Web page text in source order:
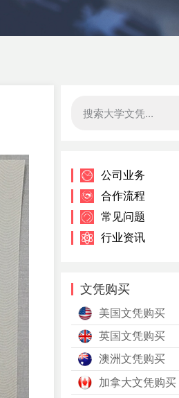
公司业务
合作流程
常见问题
行业资讯
文凭购买
美国文凭购买
英国文凭购买
澳洲文凭购买
加拿大文凭购买